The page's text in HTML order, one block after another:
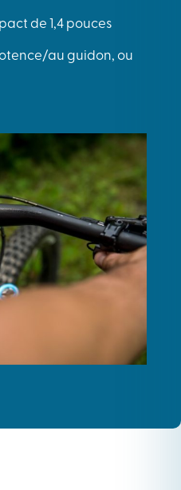
de 1,4 pouces
au guidon, ou